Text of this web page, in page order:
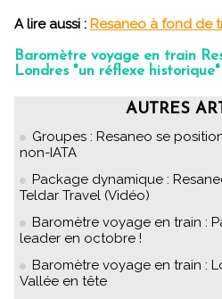
A lire aussi : Resaneo à fond de
Baromètre voyage en train
Londres "un réflexe historique"
AUTRES
Groupes : Resaneo se
non-IATA
Package dynamique :
Teldar Travel (Vidéo)
Baromètre voyage en train :
leader en octobre !
Baromètre voyage en train :
Vallée en tête